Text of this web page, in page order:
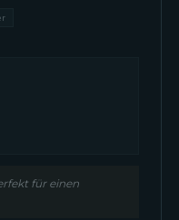
für einen